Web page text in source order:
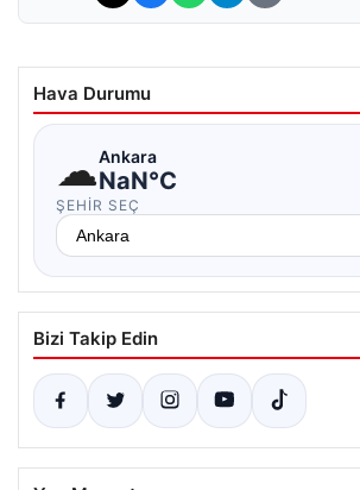
Hava Durumu
☁Ankara
NaN°C
ŞEHIR SEÇ
Bizi Takip Edin